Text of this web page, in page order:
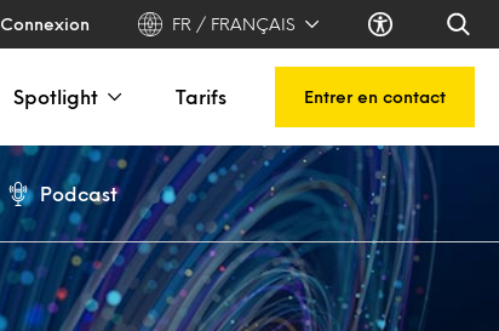
Connexion FR / FRANÇAIS
Spotlight Tarifs Entrer en contact
Podcast